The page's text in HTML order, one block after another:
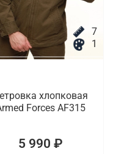
7
1
хлопковая
Forces AF315
5 990 ₽